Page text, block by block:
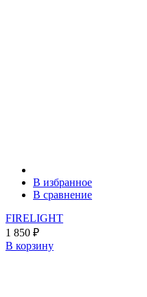
В избранное
В сравнение
FIRELIGHT
1 850 ₽
В корзину